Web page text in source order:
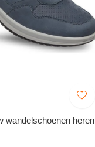
wandelschoenen heren